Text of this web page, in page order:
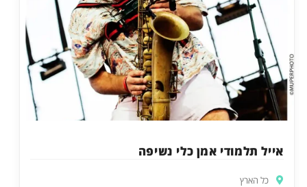
אייל תלמודי אמן כלי נשיפה
כל הארץ